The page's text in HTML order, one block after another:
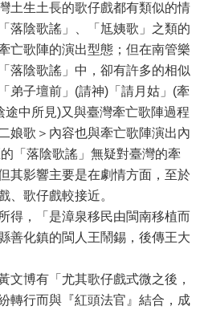
土生土長的歌仔戲都有類似的情
落陰歌謠」、「尪姨歌」之類的
亡歌陣的演出型態；但在南管樂
落陰歌謠」中，卻有許多的相似
弟子壇前」(請神)「請月姑」(牽
中所見)又與臺灣牽亡歌陣過程
娘歌＞內容也與牽亡歌陣演出內
「落陰歌謠」無疑對臺灣的牽
其影響主要是在劇情方面，至於
、歌仔戲較接近。
得，「是漳泉移民由閩南移植而
善化鎮的閩人王鬧錫，後傳王大
文博有「尤其歌仔戲式微之後，
轉行而與『紅頭法官』結合，成